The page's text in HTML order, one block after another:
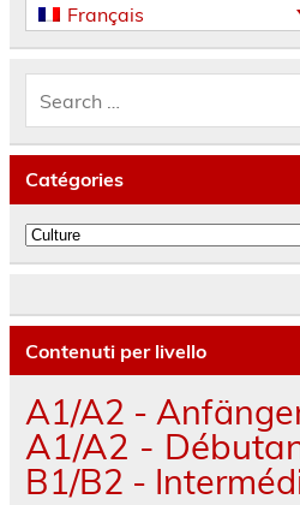
Français
Catégories
Catégories
Contenuti per livello
A1/A2 -
A1/A2 -
B1/B2 -